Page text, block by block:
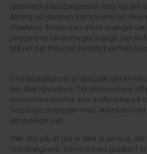
(alternativ mikrobølgeovns-film), og der
åbning, så dampen kan komme ud. Hvis
tildækkes, fordampes store mænger
ovnrummet bliver meget fugtigt. Det
stå i et par minutter, hvorved varmen
En mikrobølgeovn er god, når det er
der skal opvarmes. Tid, mikroovnens
ovnrummet mm har stor indflydelse på
Ved store mængder mad, anbefales
almindelige ovn.
Vær obs på, at det er ikke al service,
mikrobølgeovn. Service med guldkant